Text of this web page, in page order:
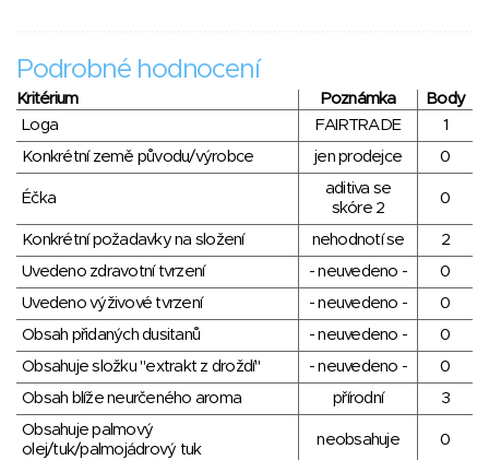
Podrobné hodnocení
Kritérium Poznámka
Body
Loga
FAIRTRADE
1
Konkrétní země původu/výrobce
jen prodejce 0
Éčka
aditiva se
skóre 2
0
Konkrétní požadavky na složení nehodnotí se
2
Uvedeno zdravotní tvrzení
- neuvedeno -
0
Uvedeno výživové tvrzení
- neuvedeno -
0
Obsah přidaných dusitanů
- neuvedeno -
0
Obsahuje složku "extrakt z droždí"
- neuvedeno -
0
Obsah blíže neurčeného aroma
přírodní
3
Obsahuje palmový
olej/tuk/palmojádrový tuk
neobsahuje 0